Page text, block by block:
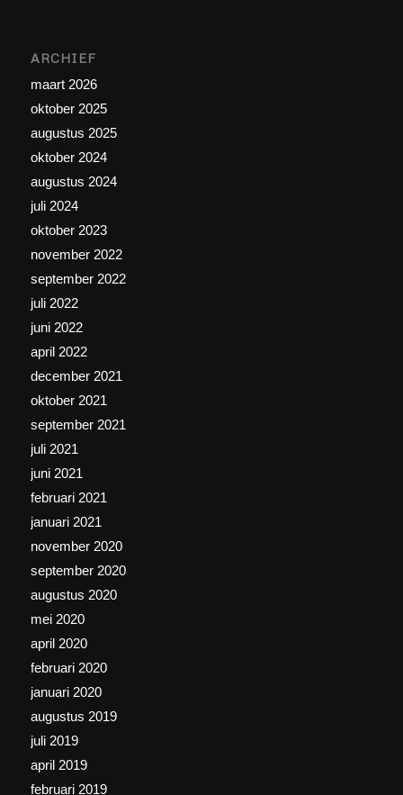
ARCHIEF
maart 2026
oktober 2025
augustus 2025
oktober 2024
augustus 2024
juli 2024
oktober 2023
november 2022
september 2022
juli 2022
juni 2022
april 2022
december 2021
oktober 2021
september 2021
juli 2021
juni 2021
februari 2021
januari 2021
november 2020
september 2020
augustus 2020
mei 2020
april 2020
februari 2020
januari 2020
augustus 2019
juli 2019
april 2019
februari 2019